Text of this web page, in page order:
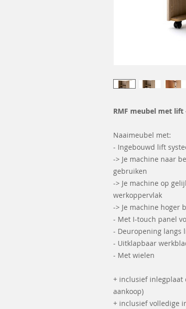
RMF meubel met lift
Naaimeubel met:
- Ingebouwd lift
-> Je machine naar
gebruiken
-> Je machine op
werkoppervlak
-> Je machine hoger
- Met I-touch panel
- Deuropening langs
- Uitklapbaar
- Met wielen
+ inclusief inlegplaat
aankoop)
+ inclusief volledige